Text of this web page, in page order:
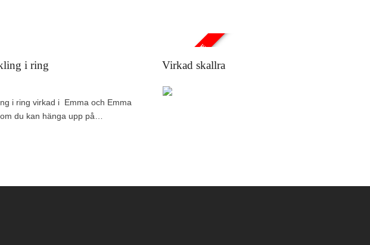
i ring
i ring virkad i Emma och Emma
du kan hänga upp på…
SAMARBETE
Virkad skallra